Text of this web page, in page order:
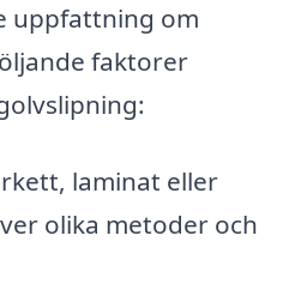
uppfattning om
faktorer
laminat eller
olika metoder och